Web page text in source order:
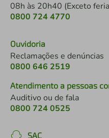
08h às 20h40 (Exceto
0800 724 4770
Ouvidoria
Reclamações e denúncias
0800 646 2519
Atendimento a pessoas
Auditivo ou de fala
0800 724 0525
SAC